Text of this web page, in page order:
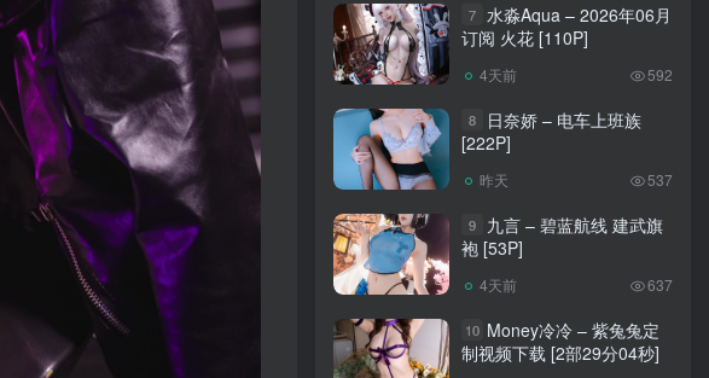
7 水淼Aqua – 2026年06月
订阅 火花 [110P]
4天前 592
8
日奈娇 – 电车上班族
[222P]
昨天 537
9
九言 – 碧蓝航线 建武旗
袍 [53P]
4天前 637
10 Money冷冷 – 紫兔兔定
制视频下载 [2部29分04秒]